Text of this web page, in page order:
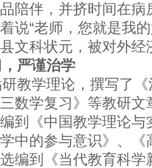
陪伴，并挤时间在病
说“老师， 您就是我
文科状元，被对外经
严谨治学
教学理论，撰写了《
数学复习》等教研文
到《中国教学理论与
中的参与意识》、《
编到《当代教育科学